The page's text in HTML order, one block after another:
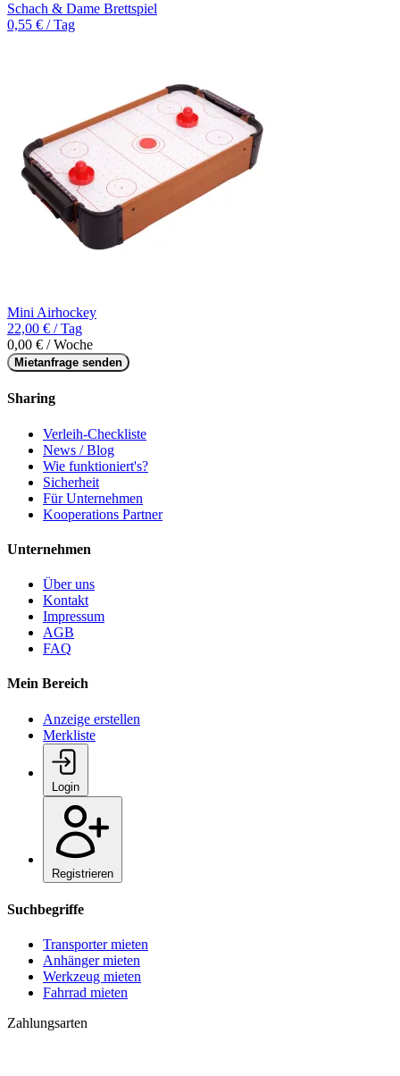
Schach & Dame Brettspiel
0,55 € / Tag
Mini Airhockey
22,00 € / Tag
0,00 € / Woche
Mietanfrage senden
Sharing
Verleih-Checkliste
News / Blog
Wie funktioniert's?
Sicherheit
Für Unternehmen
Kooperations Partner
Unternehmen
Über uns
Kontakt
Impressum
AGB
FAQ
Mein Bereich
Anzeige erstellen
Merkliste
Login
Registrieren
Suchbegriffe
Transporter mieten
Anhänger mieten
Werkzeug mieten
Fahrrad mieten
Zahlungsarten